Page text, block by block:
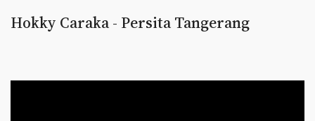
Hokky Caraka - Persita Tangerang